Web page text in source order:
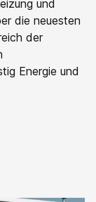
und
die neuesten
der
Energie und